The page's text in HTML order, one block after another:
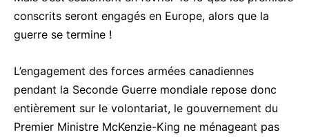
conscrits seront engagés en Europe, alors que la
guerre se termine !
L’engagement des forces armées canadiennes
pendant la Seconde Guerre mondiale repose donc
entièrement sur le volontariat, le gouvernement du
Premier Ministre McKenzie-King ne ménageant pas